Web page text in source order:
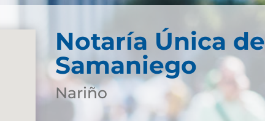
Notaría Única de
Samaniego
Nariño